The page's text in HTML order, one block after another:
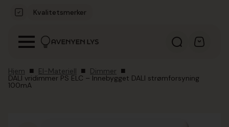
Kvalitetsmerker
Hjem El-Materiell Dimmer
DALI vridimmer PS ELC – Innebygget DALI strømforsyning
100mA